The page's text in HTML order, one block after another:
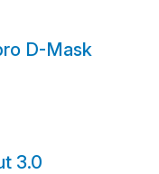
D-Mask
3.0